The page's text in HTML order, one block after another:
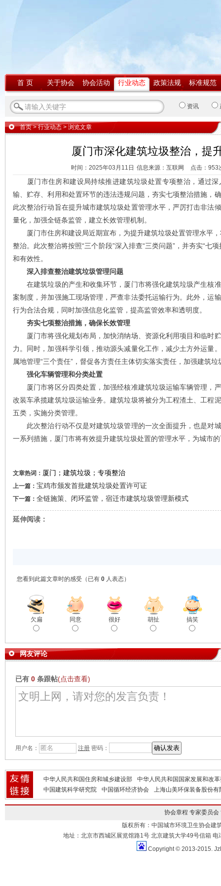
首 页 关于协会 协会活动 行业动态 政策法规 标准规范
资讯
首页>行业动态 > 浏览文章
厦门市深化建筑垃圾整治，提
时间：2025年03月11日 信息来源：互联网 点击： 953
厦门市住房和建设局持续推进建筑垃圾处置专项整治，通过深
输、贮存、利用和处置环节的违法违规问题，夯实七项整治措施，
此次整治行动旨在提升城市建筑垃圾处置管理水平，严厉打击非法
量化，加强全链条监管，建立长效管理机制。
厦门市住房和建设局近期宣布，为提升建筑垃圾处置管理水平，
整治。此次整治将按照“三个阶段”深入排查“三类问题”，并夯实“七
和有效性。
深入排查整治建筑垃圾管理问题
在建筑垃圾的产生和收集环节，厦门市将强化建筑垃圾产生核
案制度，并加强施工现场管理，严查非法委托运输行为。此外，运
行为合法合规，同时加强信息化监管，提高监管效率和透明度。
夯实七项整治措施，确保长效管理
厦门市将强化规划布局，加快消纳场、资源化利用项目和临时
力。同时，加强科学引领，推动源头减量化工作，减少土方外运量
属地管理“三个责任”，督促各方责任主体切实落实责任，加强建筑
强化车辆管理和分类处置
厦门市将区分四类处置，加强经核准建筑垃圾运输车辆管理，
改装车承揽建筑垃圾运输业务。建筑垃圾将被分为工程渣土、工程
五类，实施分类管理。
此次整治行动不仅是对建筑垃圾管理的一次全面提升，也是对
一系列措施，厦门市将有效提升建筑垃圾处置的管理水平，为城市
文章热词： 厦门；建筑垃圾；专项整治
上一篇： 宝鸡市颁发首批建筑垃圾处置许可证
下一篇： 全链施策、闭环监管，宿迁市建筑垃圾管理新模式
延伸阅读：
您看到此篇文章时的感受 （已有 0 人表态）
欠扁 同意 很好 胡扯 搞笑
网友评论
已有 0 条跟帖(点击查看)
用户名： 注册 密码：
中华人民共和国住房和城乡建设部
中华人民共和国国家发展和改
中国建筑科学研究院
中国循环经济协会 上海山美环保装备股份有
协会章程 专家委员会
版权所有：中国城市环境卫生协会建
地址：北京市西城区展览馆路1号 北京建筑大学49号信箱
Copyright © 2013-2015.